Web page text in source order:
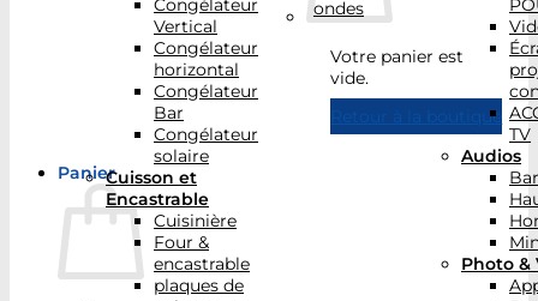
Votre panier est
vide.
Retour à la boutique
Panier
Congélateur
Vertical
Congélateur
horizontal
Congélateur
Bar
Congélateur
solaire
Cuisson et
Encastrable
Cuisinière
Four &
encastrable
plaques de
ondes
TV
Audios
Photo &